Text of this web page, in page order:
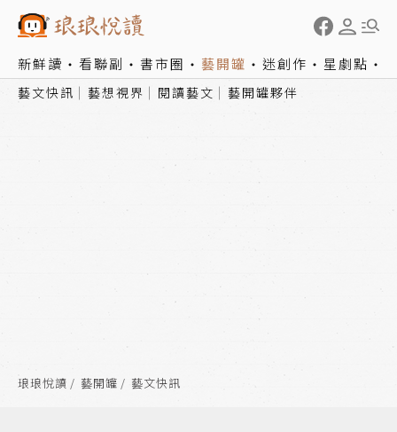
新鮮讀 看聯副 書市圈 藝開罐 迷創作 星劇點
藝文快訊 藝想視界 閱讀藝文 藝開罐夥伴
琅琅悅讀 藝開罐 藝文快訊